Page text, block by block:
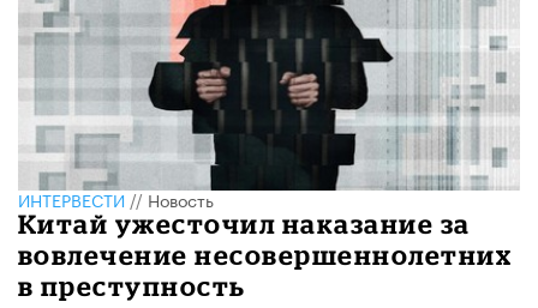
ИНТЕРВЕСТИ//Новость
Китай ужесточил наказание за
вовлечение несовершеннолетних
в преступность